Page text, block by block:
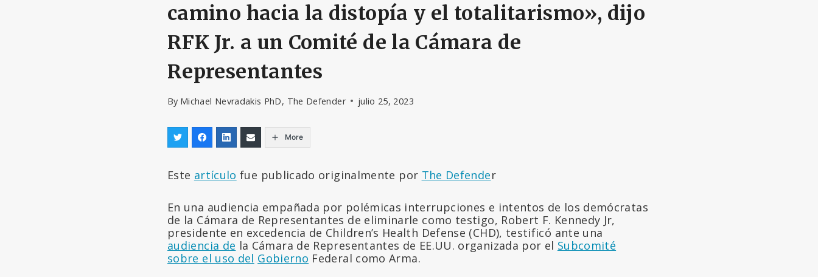
camino hacia la distopía y el totalitarismo», dijo
RFK Jr. a un Comité de la Cámara de
Representantes
By Michael Nevradakis PhD, The Defender julio 25, 2023
More
Este artículo fue publicado originalmente por The Defender
En una audiencia empañada por polémicas interrupciones e intentos de los demócratas
de la Cámara de Representantes de eliminarle como testigo, Robert F. Kennedy Jr,
presidente en excedencia de Children’s Health Defense (CHD), testificó ante una
audiencia de la Cámara de Representantes de EE.UU. organizada por el Subcomité
sobre el uso del Gobierno Federal como Arma.